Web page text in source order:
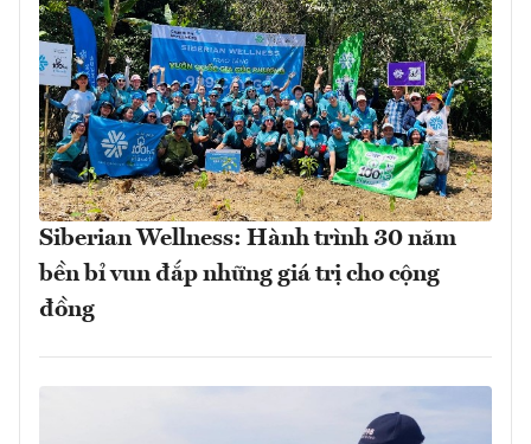
Siberian Wellness: Hành trình 30 năm
bền bỉ vun đắp những giá trị cho cộng
đồng